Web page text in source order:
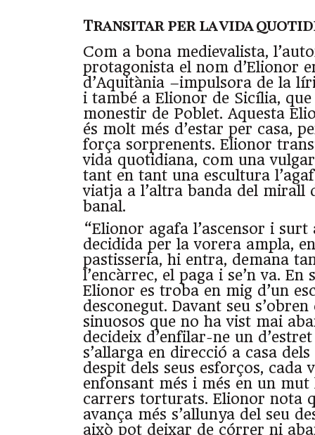
Transitar per la vida
Com a bona medievalista,
protagonista el nom d’Elionor
d’Aquitània –impulsora de la
i també a Elionor de Sicília, que
monestir de Poblet. Aquesta
és molt més d’estar per casa,
força sorprenents. Elionor
vida quotidiana, com una
tant en tant una escultura
viatja a l’altra banda del mirall
banal.
“Elionor agafa l’ascensor i
decidida per la vorera ampla,
pastisseria, hi entra, demana
l’encàrrec, el paga i se’n va.
Elionor es troba en mig d’un
desconegut. Davant seu
sinuosos que no ha vist mai
decideix d’enfilar-ne un
s’allarga en direcció a casa
despit dels seus esforços, cada
enfonsant més i més en un
carrers torturats. Elionor nota
avança més s’allunya del seu
això pot deixar de córrer ni